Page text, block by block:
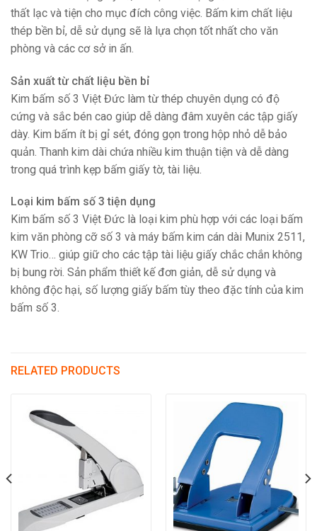
thất lạc và tiện cho mục đích công việc. Bấm kim chất liệu
thép bền bỉ, dễ sử dụng sẽ là lựa chọn tốt nhất cho văn
phòng và các cơ sở in ấn.
Sản xuất từ chất liệu bền bỉ
Kim bấm số 3 Việt Đức làm từ thép chuyên dụng có độ
cứng và sắc bén cao giúp dễ dàng đâm xuyên các tập giấy
dày. Kim bấm ít bị gỉ sét, đóng gọn trong hộp nhỏ dễ bảo
quản. Thanh kim dài chứa nhiều kim thuận tiện và dễ dàng
trong quá trình kẹp bấm giấy tờ, tài liệu.
Loại kim bấm số 3 tiện dụng
Kim bấm số 3 Việt Đức là loại kim phù hợp với các loại bấm
kim văn phòng cỡ số 3 và máy bấm kim cán dài Munix 2511,
KW Trio… giúp giữ cho các tập tài liệu giấy chắc chắn không
bị bung rời. Sản phẩm thiết kế đơn giản, dễ sử dụng và
không độc hại, số lượng giấy bấm tùy theo đặc tính của kim
bấm số 3.
RELATED PRODUCTS